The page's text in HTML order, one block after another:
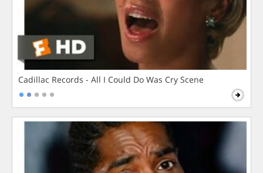
Cadillac Records - All I Could Do Was Cry Scene